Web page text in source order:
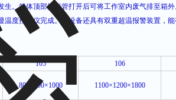
生。箱体顶部排气管打开后可将工作室内废气排至箱
温度控制仪完成。本设备还具有双重超温报警装置，
105 106
800×800×1000 1100×1200×1800